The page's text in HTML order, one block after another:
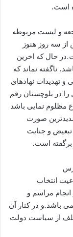
است.
و لیست مربوطه
از سه روز هنوز
حال که اخرین
24 ساعت می باشد. ناگفته نماند که
تهدیدات نهادهای
در بلوچستان رقم
مظلوم نمایی باشد
صورت
و جنایت
برگفته است.
انتخاب
مراسم و
باشد.و در کنار آن
از سیاست دولت